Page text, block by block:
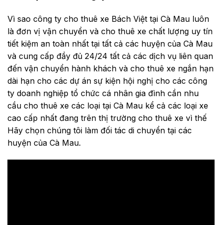
Vì sao công ty cho thuê xe Bách Việt tại Cà Mau luôn
là đơn vị vận chuyển và cho thuê xe chất lượng uy tín
tiết kiệm an toàn nhất tại tất cả các huyện của Cà Mau
và cung cấp đầy đủ 24/24 tất cả các dịch vụ liên quan
đến vận chuyển hành khách và cho thuê xe ngắn hạn
dài hạn cho các dự án sự kiện hội nghị cho các công
ty doanh nghiệp tổ chức cá nhân gia đình cần nhu
cầu cho thuê xe các loại tại Cà Mau kể cả các loại xe
cao cấp nhất đang trên thị trường cho thuê xe vì thế
Hãy chọn chúng tôi làm đối tác di chuyển tại các
huyện của Cà Mau.